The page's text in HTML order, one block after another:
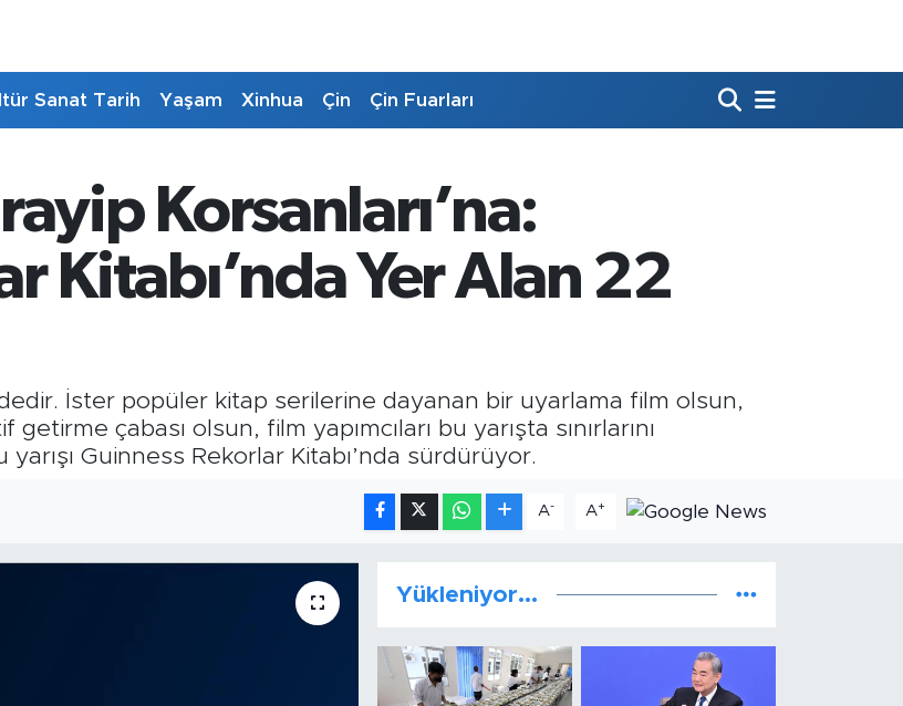
Sanat Tarih Yaşam Xinhua Çin Çin Fuarları
Korsanları’na:
Kitabı’nda Yer Alan 22
İster popüler kitap serilerine dayanan bir uyarlama film olsun,
çabası olsun, film yapımcıları bu yarışta sınırlarını
Guinness Rekorlar Kitabı’nda sürdürüyor.
A- A+
Yükleniyor...